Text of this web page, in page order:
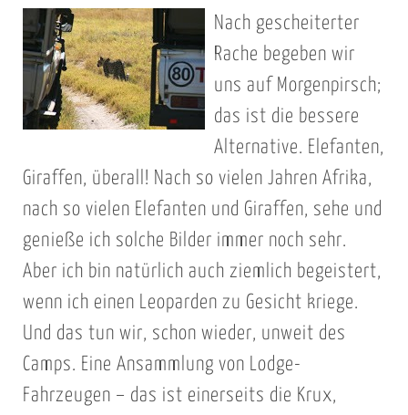
Nach gescheiterter
Rache begeben wir
uns auf Morgenpirsch;
das ist die bessere
Alternative. Elefanten,
Giraffen, überall! Nach so vielen Jahren Afrika,
nach so vielen Elefanten und Giraffen, sehe und
genieße ich solche Bilder immer noch sehr.
Aber ich bin natürlich auch ziemlich begeistert,
wenn ich einen Leoparden zu Gesicht kriege.
Und das tun wir, schon wieder, unweit des
Camps. Eine Ansammlung von Lodge-
Fahrzeugen – das ist einerseits die Krux,